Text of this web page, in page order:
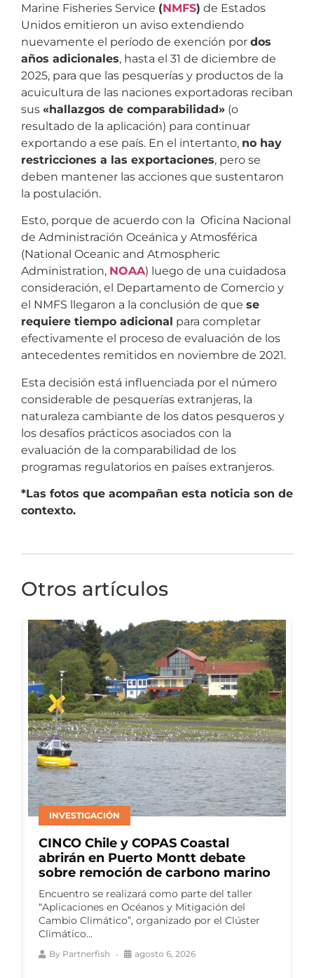
Marine Fisheries Service (NMFS) de Estados
Unidos emitieron un aviso extendiendo
nuevamente el período de exención por dos
años adicionales, hasta el 31 de diciembre de
2025, para que las pesquerías y productos de la
acuicultura de las naciones exportadoras reciban
sus «hallazgos de comparabilidad» (o
resultado de la aplicación) para continuar
exportando a ese país. En el intertanto, no hay
restricciones a las exportaciones, pero se
deben mantener las acciones que sustentaron
la postulación.
Esto, porque de acuerdo con la Oficina Nacional
de Administración Oceánica y Atmosférica
(National Oceanic and Atmospheric
Administration, NOAA) luego de una cuidadosa
consideración, el Departamento de Comercio y
el NMFS llegaron a la conclusión de que se
requiere tiempo adicional para completar
efectivamente el proceso de evaluación de los
antecedentes remitidos en noviembre de 2021.
Esta decisión está influenciada por el número
considerable de pesquerías extranjeras, la
naturaleza cambiante de los datos pesqueros y
los desafíos prácticos asociados con la
evaluación de la comparabilidad de los
programas regulatorios en países extranjeros.
*Las fotos que acompañan esta noticia son de
contexto.
Otros artículos
ACUICULTURA
Multi X y el Centro de Negocios
Sercotec Puerto Aysén lanzan
segunda versión de Red Pyme
Aysén
El programa gratuito busca fortalecer las
capacidades de proveedores para la industria
salmonera, mediante talleres especializados y
un ciclo de...